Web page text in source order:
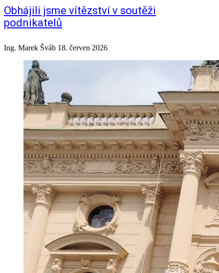
Obhájili jsme vítězství v soutěži
podnikatelů
Ing. Marek Šváb 18. červen 2026